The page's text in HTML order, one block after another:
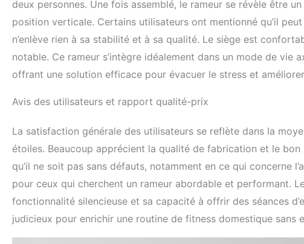
deux personnes. Une fois assemblé, le rameur se révèle être
position verticale. Certains utilisateurs ont mentionné qu’il
n’enlève rien à sa stabilité et à sa qualité. Le siège est
notable. Ce rameur s’intègre idéalement dans un mode de
offrant une solution efficace pour évacuer le stress et
Avis des utilisateurs et rapport qualité-prix
La satisfaction générale des utilisateurs se reflète dans la
étoiles. Beaucoup apprécient la qualité de fabrication et le
qu’il ne soit pas sans défauts, notamment en ce qui concerne
pour ceux qui cherchent un rameur abordable et performant.
fonctionnalité silencieuse et sa capacité à offrir des séances
judicieux pour enrichir une routine de fitness domestique sans